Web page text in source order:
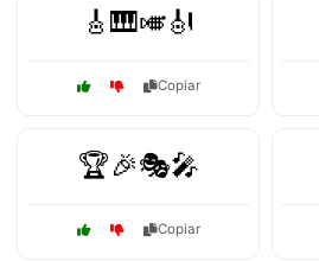
🎸🎹🎺🎻
Copiar
🏆🎉🎭🎤
Copiar